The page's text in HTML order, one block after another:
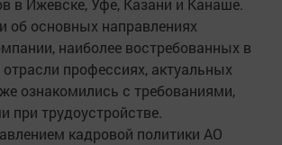
в Ижевске, Уфе, Казани и Канаше.
об основных направлениях
наиболее востребованных в
профессиях, актуальных
ознакомились с требованиями,
при трудоустройстве.
кадровой политики АО